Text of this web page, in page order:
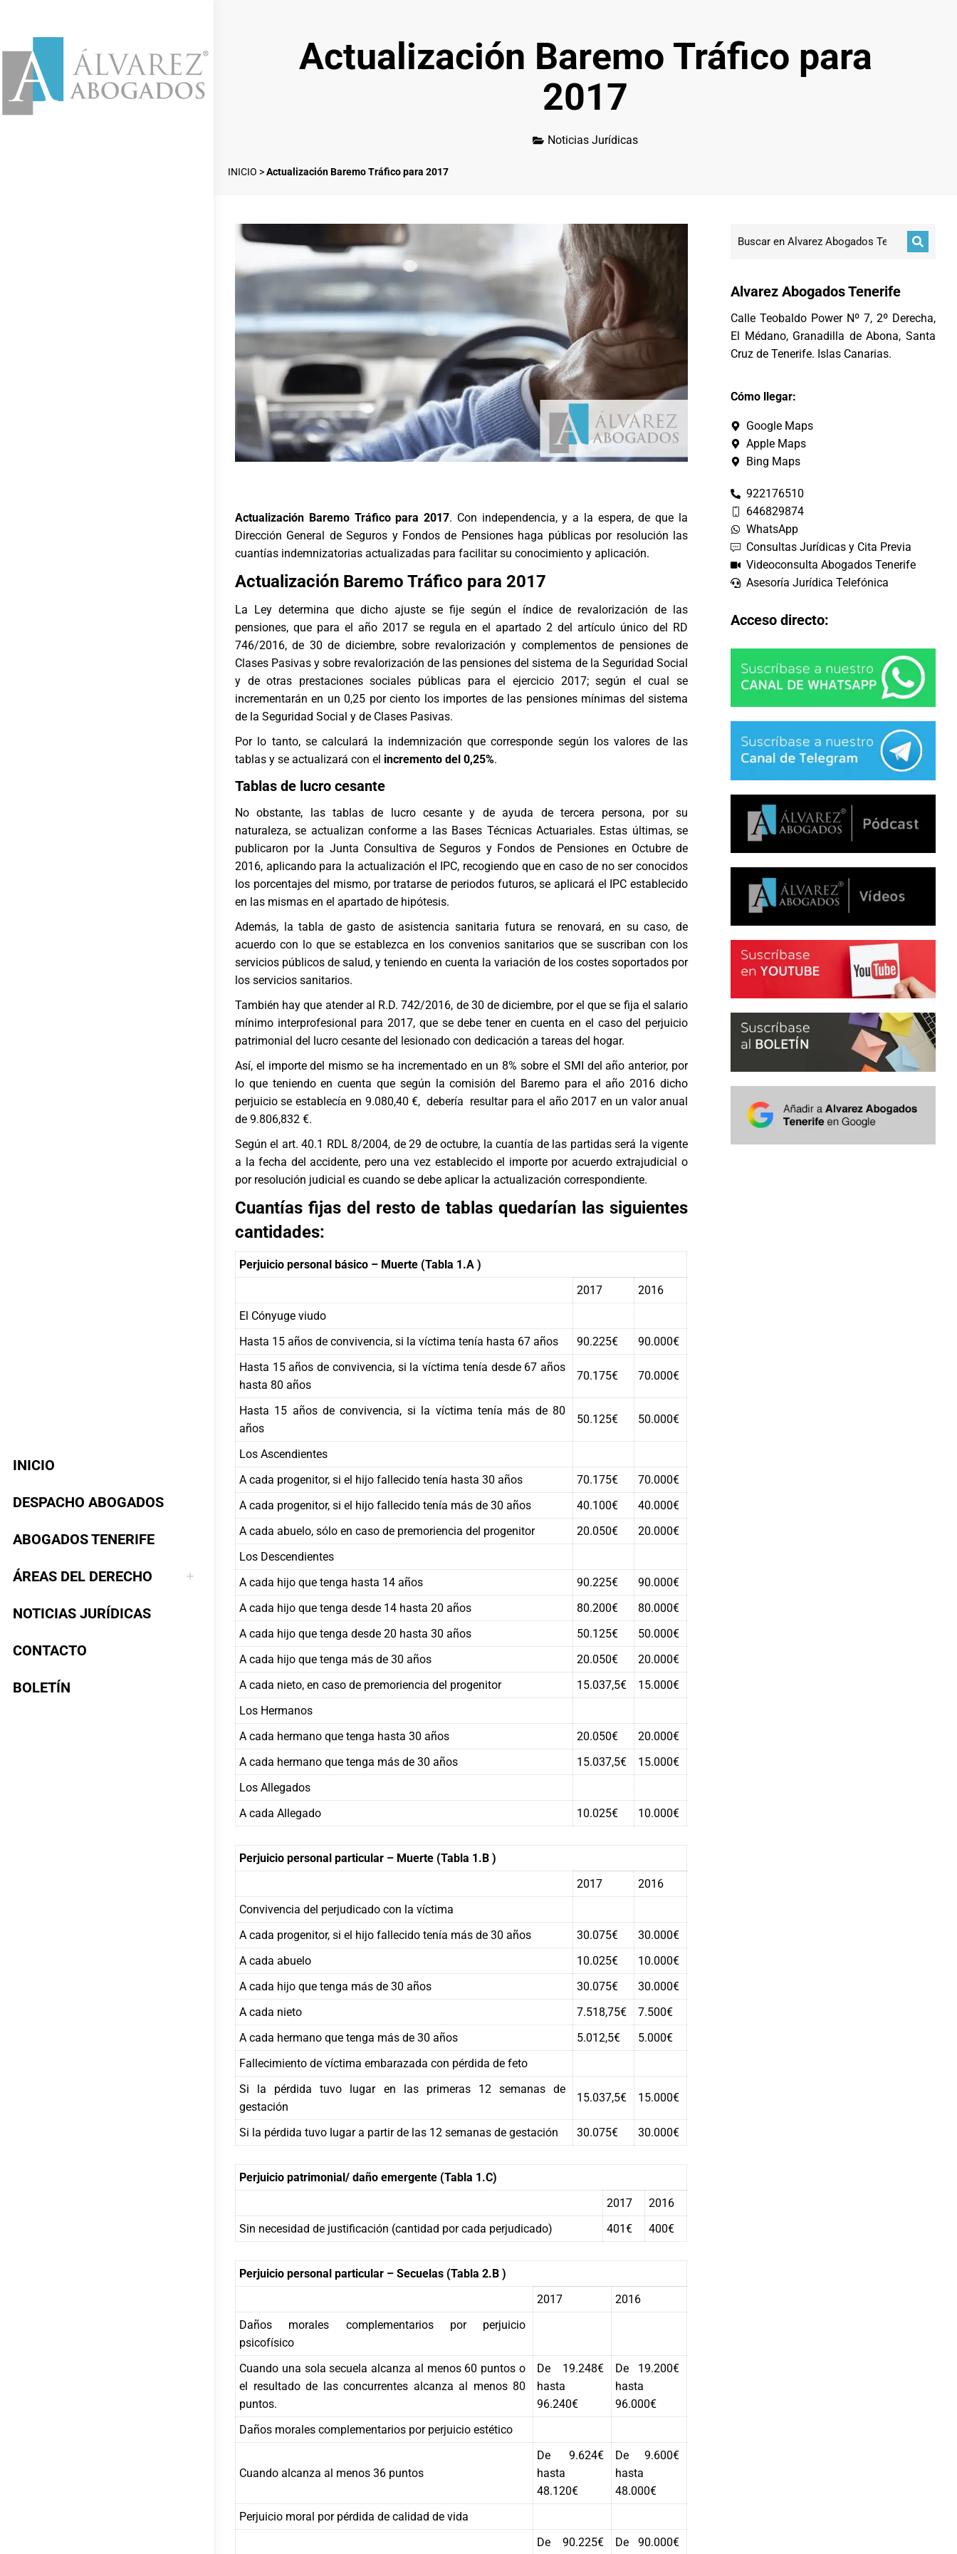
INICIO
DESPACHO ABOGADOS
ABOGADOS TENERIFE
ÁREAS DEL DERECHO
NOTICIAS JURÍDICAS
CONTACTO
BOLETÍN
Actualización Baremo Tráfico para
2017
Noticias Jurídicas
INICIO >Actualización Baremo Tráfico para 2017
Actualización Baremo Tráfico para 2017. Con independencia, y a la espera, de que la
Dirección General de Seguros y Fondos de Pensiones haga públicas por resolución las
cuantías indemnizatorias actualizadas para facilitar su conocimiento y aplicación.
Actualización Baremo Tráfico para 2017
La Ley determina que dicho ajuste se fije según el índice de revalorización de las
pensiones, que para el año 2017 se regula en el apartado 2 del artículo único del RD
746/2016, de 30 de diciembre, sobre revalorización y complementos de pensiones de
Clases Pasivas y sobre revalorización de las pensiones del sistema de la Seguridad Social
y de otras prestaciones sociales públicas para el ejercicio 2017; según el cual se
incrementarán en un 0,25 por ciento los importes de las pensiones mínimas del sistema
de la Seguridad Social y de Clases Pasivas.
Por lo tanto, se calculará la indemnización que corresponde según los valores de las
tablas y se actualizará con el incremento del 0,25%.
Tablas de lucro cesante
No obstante, las tablas de lucro cesante y de ayuda de tercera persona, por su
naturaleza, se actualizan conforme a las Bases Técnicas Actuariales. Estas últimas, se
publicaron por la Junta Consultiva de Seguros y Fondos de Pensiones en Octubre de
2016, aplicando para la actualización el IPC, recogiendo que en caso de no ser conocidos
los porcentajes del mismo, por tratarse de periodos futuros, se aplicará el IPC establecido
en las mismas en el apartado de hipótesis.
Además, la tabla de gasto de asistencia sanitaria futura se renovará, en su caso, de
acuerdo con lo que se establezca en los convenios sanitarios que se suscriban con los
servicios públicos de salud, y teniendo en cuenta la variación de los costes soportados por
los servicios sanitarios.
También hay que atender al R.D. 742/2016, de 30 de diciembre, por el que se fija el salario
mínimo interprofesional para 2017, que se debe tener en cuenta en el caso del perjuicio
patrimonial del lucro cesante del lesionado con dedicación a tareas del hogar.
Así, el importe del mismo se ha incrementado en un 8% sobre el SMI del año anterior, por
lo que teniendo en cuenta que según la comisión del Baremo para el año 2016 dicho
perjuicio se establecía en 9.080,40 €, debería resultar para el año 2017 en un valor anual
de 9.806,832 €.
Según el art. 40.1 RDL 8/2004, de 29 de octubre, la cuantía de las partidas será la vigente
a la fecha del accidente, pero una vez establecido el importe por acuerdo extrajudicial o
por resolución judicial es cuando se debe aplicar la actualización correspondiente.
Cuantías fijas del resto de tablas quedarían las siguientes
cantidades:
Perjuicio personal básico – Muerte (Tabla 1.A )
2017
2016
El Cónyuge viudo
Hasta 15 años de convivencia, si la víctima tenía hasta 67 años
90.225€
90.000€
Hasta 15 años de convivencia, si la víctima tenía desde 67 años
hasta 80 años
70.175€ 70.000€
Hasta 15 años de convivencia, si la víctima tenía más de 80
años
50.125€ 50.000€
Los Ascendientes
A cada progenitor, si el hijo fallecido tenía hasta 30 años
70.175€
70.000€
A cada progenitor, si el hijo fallecido tenía más de 30 años
40.100€
40.000€
A cada abuelo, sólo en caso de premoriencia del progenitor
20.050€
20.000€
Los Descendientes
A cada hijo que tenga hasta 14 años
90.225€
90.000€
A cada hijo que tenga desde 14 hasta 20 años
80.200€
80.000€
A cada hijo que tenga desde 20 hasta 30 años
50.125€
50.000€
A cada hijo que tenga más de 30 años
20.050€
20.000€
A cada nieto, en caso de premoriencia del progenitor
15.037,5€
15.000€
Los Hermanos
A cada hermano que tenga hasta 30 años
20.050€
20.000€
A cada hermano que tenga más de 30 años
15.037,5€
15.000€
Los Allegados
A cada Allegado
10.025€ 10.000€
Perjuicio personal particular – Muerte (Tabla 1.B )
2017
2016
Convivencia del perjudicado con la víctima
A cada progenitor, si el hijo fallecido tenía más de 30 años
30.075€
30.000€
A cada abuelo
10.025€
10.000€
A cada hijo que tenga más de 30 años
30.075€
30.000€
A cada nieto
7.518,75€
7.500€
A cada hermano que tenga más de 30 años
5.012,5€
5.000€
Fallecimiento de víctima embarazada con pérdida de feto
Si la pérdida tuvo lugar en las primeras 12 semanas de
gestación
15.037,5€ 15.000€
Si la pérdida tuvo lugar a partir de las 12 semanas de gestación 30.075€ 30.000€
Perjuicio patrimonial/ daño emergente (Tabla 1.C)
2017
2016
Sin necesidad de justificación (cantidad por cada perjudicado)
401€ 400€
Perjuicio personal particular – Secuelas (Tabla 2.B )
2017
2016
Daños morales complementarios por perjuicio
psicofísico
Cuando una sola secuela alcanza al menos 60 puntos o
el resultado de las concurrentes alcanza al menos 80
puntos.
De 19.248€
hasta
96.240€
De 19.200€
hasta
96.000€
Daños morales complementarios por perjuicio estético
Cuando alcanza al menos 36 puntos
De 9.624€
hasta
48.120€
De 9.600€
hasta
48.000€
Perjuicio moral por pérdida de calidad de vida
De 90.225€
De 90.000€
Alvarez Abogados Tenerife
Calle Teobaldo Power Nº 7, 2º Derecha,
El Médano, Granadilla de Abona, Santa
Cruz de Tenerife. Islas Canarias.
Cómo llegar:
Google Maps
Apple Maps
Bing Maps
922176510
646829874
WhatsApp
Consultas Jurídicas y Cita Previa
Videoconsulta Abogados Tenerife
Asesoría Jurídica Telefónica
Acceso directo: